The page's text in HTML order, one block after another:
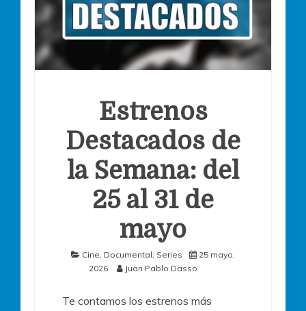
Estrenos
Destacados de
la Semana: del
25 al 31 de
mayo
Cine Documental Series
25 mayo,
2026
Juan Pablo Dasso
Te contamos los estrenos más